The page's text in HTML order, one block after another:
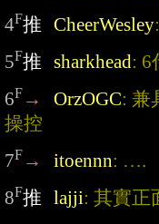
4F推 CheerWesley
5F推 sharkhead: 6
6F → OrzOGC: 兼
操控
7F → itoennn: ….
8F推 lajji: 其實正